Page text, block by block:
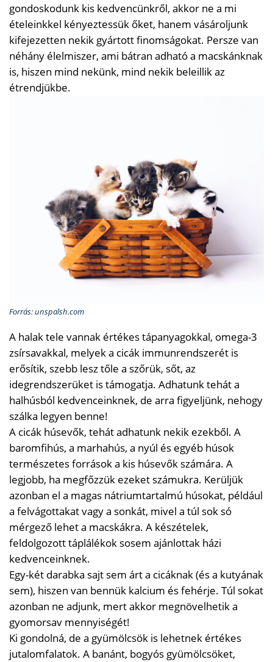
gondoskodunk kis kedvencünkről, akkor ne a mi
ételeinkkel kényeztessük őket, hanem vásároljunk
kifejezetten nekik gyártott finomságokat. Persze van
néhány élelmiszer, ami bátran adható a macskánknak
is, hiszen mind nekünk, mind nekik beleillik az
étrendjükbe.
Forrás: unspalsh.com
A halak tele vannak értékes tápanyagokkal, omega-3
zsírsavakkal, melyek a cicák immunrendszerét is
erősítik, szebb lesz tőle a szőrük, sőt, az
idegrendszerüket is támogatja. Adhatunk tehát a
halhúsból kedvenceinknek, de arra figyeljünk, nehogy
szálka legyen benne!
A cicák húsevők, tehát adhatunk nekik ezekből. A
baromfihús, a marhahús, a nyúl és egyéb húsok
természetes források a kis húsevők számára. A
legjobb, ha megfőzzük ezeket számukra. Kerüljük
azonban el a magas nátriumtartalmú húsokat, például
a felvágottakat vagy a sonkát, mivel a túl sok só
mérgező lehet a macskákra. A készételek,
feldolgozott táplálékok sosem ajánlottak házi
kedvenceinknek.
Egy-két darabka sajt sem árt a cicáknak (és a kutyának
sem), hiszen van bennük kalcium és fehérje. Túl sokat
azonban ne adjunk, mert akkor megnövelhetik a
gyomorsav mennyiségét!
Ki gondolná, de a gyümölcsök is lehetnek értékes
jutalomfalatok. A banánt, bogyós gyümölcsöket,